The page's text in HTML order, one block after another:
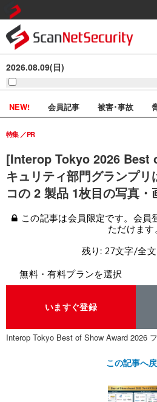
2026.08.09(日)
NEW! 会員記事 被害･事故
[Interop Tokyo 2026 Best
キュリティ部門グランプ
コの 2 製品 1枚目の写真・
特集 PR
この記事は会員限定です。会員
ただけます
残り: 27文字/全
無料・有料プランを選択
いますぐ登録
Interop Tokyo Best of Show Award 2026
この記事へ